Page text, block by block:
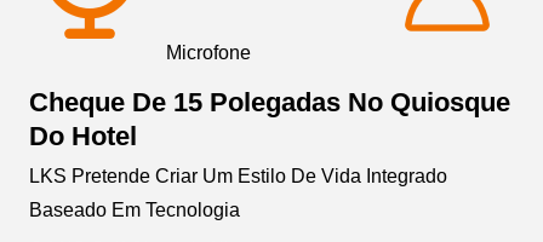
Microfone
Cheque De 15 Polegadas No Quiosque
Do Hotel
LKS Pretende Criar Um Estilo De Vida Integrado
Baseado Em Tecnologia